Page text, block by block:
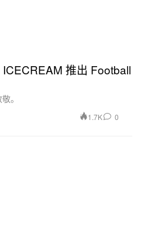
推出 Football
。
1.7K 0